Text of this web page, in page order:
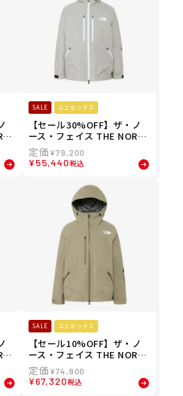
ッ
ケ
SALE ユニセックス
【セール30%OFF】ザ・ノ
ース・フェイス THE NORT
H FACE スノボー スノボ ス
ノーボード ウェア ジャケッ
ト レイバック ライド ジャケ
t NS62512-MG メンズ レデ
ィース ユニセックス 25-26
¥79,200
¥55,440税込
ン
シ
SALE ユニセックス
【セール10%OFF】ザ・ノ
ース・フェイス THE NORT
H FACE スノボー スノボ ス
ノーボード ウェア ジャケッ
ト レイバック ビーシー ジャ
¥74,800
¥67,320税込